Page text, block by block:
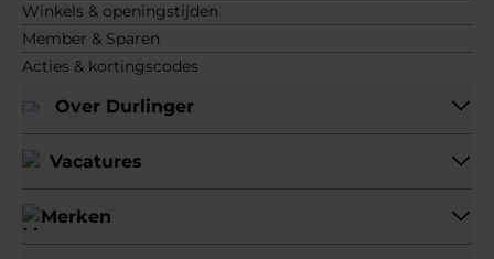
Winkels & openingstijden
Member & Sparen
Acties & kortingscodes
Over Durlinger
Vacatures
Merken